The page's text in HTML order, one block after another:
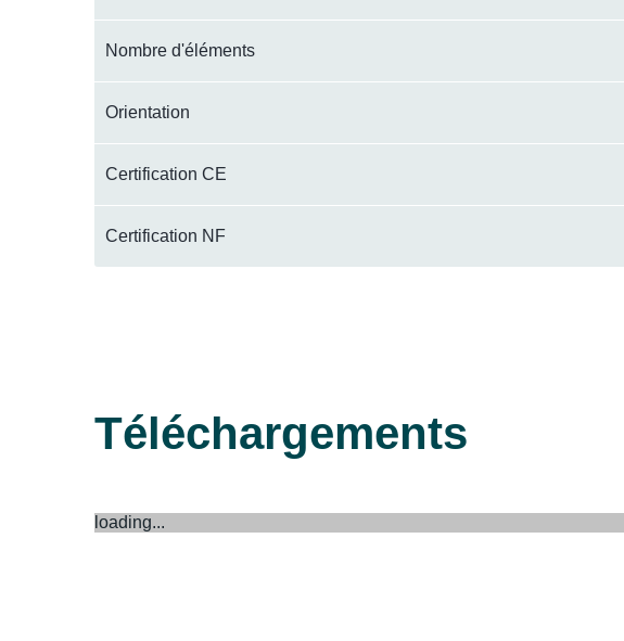
Nombre d'éléments
Orientation
Certification CE
Certification NF
Téléchargements
loading...